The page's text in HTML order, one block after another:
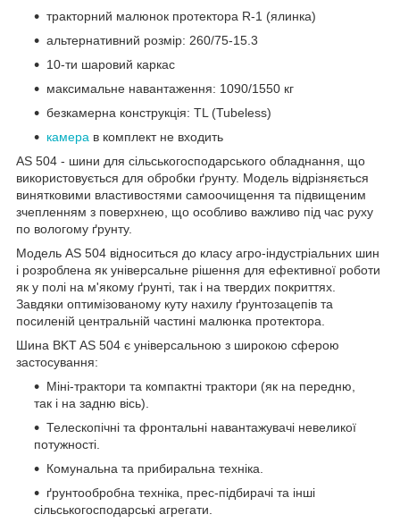
тракторний малюнок протектора R-1 (ялинка)
альтернативний розмір: 260/75-15.3
10-ти шаровий каркас
максимальне навантаження: 1090/1550 кг
безкамерна конструкція: TL (Tubeless)
камера в комплект не входить
AS 504 - шини для сільськогосподарського обладнання, що
використовується для обробки ґрунту. Модель відрізняється
винятковими властивостями самоочищення та підвищеним
зчепленням з поверхнею, що особливо важливо під час руху
по вологому ґрунту.
Модель AS 504 відноситься до класу агро-індустріальних шин
і розроблена як універсальне рішення для ефективної роботи
як у полі на м'якому ґрунті, так і на твердих покриттях.
Завдяки оптимізованому куту нахилу ґрунтозацепів та
посиленій центральній частині малюнка протектора.
Шина BKT AS 504 є універсальною з широкою сферою
застосування:
Міні-трактори та компактні трактори (як на передню,
так і на задню вісь).
Телескопічні та фронтальні навантажувачі невеликої
потужності.
Комунальна та прибиральна техніка.
ґрунтообробна техніка, прес-підбирачі та інші
сільськогосподарські агрегати.